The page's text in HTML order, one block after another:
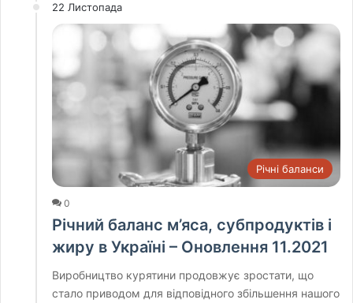
22 Листопада
Річні баланси
0
Річний баланс м’яса, субпродуктів і
жиру в Україні – Оновлення 11.2021
Виробництво курятини продовжує зростати, що
стало приводом для відповідного збільшення нашого